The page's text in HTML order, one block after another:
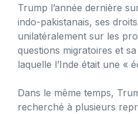
Trump l’année dernière
indo-pakistanais, ses
unilatéralement sur les
questions migratoires et
laquelle l’Inde était une «
Dans le même temps,
recherché à plusieurs